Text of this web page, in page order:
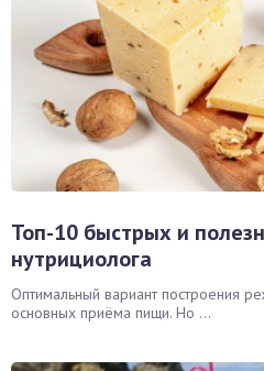
Топ-10 быстрых и
нутрициолога
Оптимальный вариант построения
основных приёма пищи. Но ...